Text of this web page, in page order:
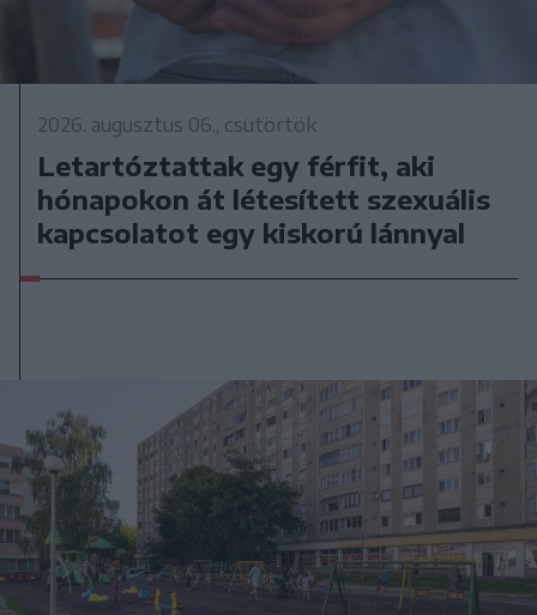
2026. augusztus 06., csütörtök
Letartóztattak egy férfit, aki
hónapokon át létesített szexuális
kapcsolatot egy kiskorú lánnyal